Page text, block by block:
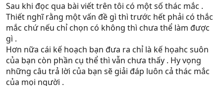
Sau khi đọc qua bài viết trên tôi có một số thác mắc .
Thiết nghĩ rằng một vấn đề gì thì trước hết phải có thắc
mắc chứ nếu chỉ chọn có không thì chưa thể làm được
gì .
Hơn nữa cái kế hoạch bạn đưa ra chỉ là kế họahc suôn
của bạn còn phần cụ thể thì vẫn chưa thấy . Hy vọng
những câu trả lời của bạn sẽ giải đáp luôn cả thác mắc
của mọi người .